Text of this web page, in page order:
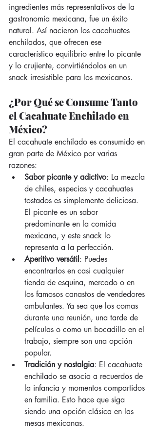
ingredientes más representativos de la
gastronomía mexicana, fue un éxito
natural. Así nacieron los cacahuates
enchilados, que ofrecen ese
característico equilibrio entre lo picante
y lo crujiente, convirtiéndolos en un
snack irresistible para los mexicanos.
¿Por Qué se Consume Tanto
el Cacahuate Enchilado en
México?
El cacahuate enchilado es consumido en
gran parte de México por varias
razones:
Sabor picante y adictivo: La mezcla
de chiles, especias y cacahuates
tostados es simplemente deliciosa.
El picante es un sabor
predominante en la comida
mexicana, y este snack lo
representa a la perfección.
Aperitivo versátil: Puedes
encontrarlos en casi cualquier
tienda de esquina, mercado o en
los famosos canastos de vendedores
ambulantes. Ya sea que los comas
durante una reunión, una tarde de
películas o como un bocadillo en el
trabajo, siempre son una opción
popular.
Tradición y nostalgia: El cacahuate
enchilado se asocia a recuerdos de
la infancia y momentos compartidos
en familia. Esto hace que siga
siendo una opción clásica en las
mesas mexicanas.